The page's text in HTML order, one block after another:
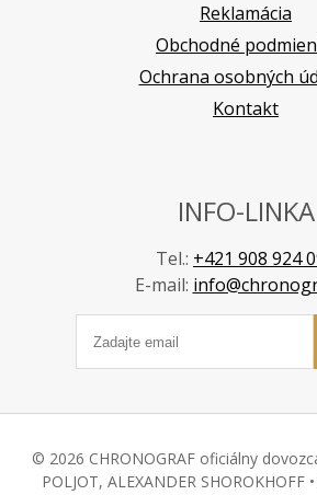
Reklamácia
Obchodné
Ochrana osobných
Kontakt
INFO-LINKA
Tel.: +421 908 924
E-mail:
© 2026 CHRONOGRAF oficiálny
POLJOT, ALEXANDER SHOROKHOFF